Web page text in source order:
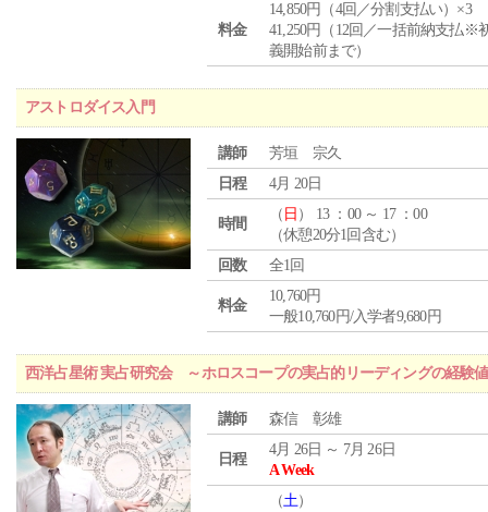
料金
14,850円（4回／分割支払い）×3
41,250円（12回／一括前納支払※
義開始前まで）
アストロダイス入門
講師
芳垣 宗久
日程
4月 20日
時間
（ 日 ） 13 ：00 ～ 17 ：00
（休憩20分1回含む）
回数
全1回
料金
10,760円
一般10,760円/入学者9,680円
西洋占星術 実占研究会 ～ホロスコープの実占的リーディングの経験
講師 森信 彰雄
日程
4月 26日 ～ 7月 26日
A Week
（土）